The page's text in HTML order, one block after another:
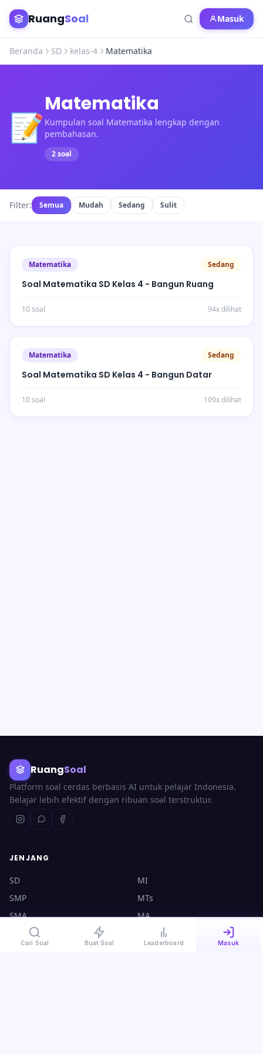
RuangSoal Masuk
Beranda SD kelas-4 Matematika
📝
Matematika
Kumpulan soal Matematika lengkap dengan
pembahasan.
2 soal
Filter: Semua Mudah Sedang Sulit
Matematika Sedang
Soal Matematika SD Kelas 4 - Bangun Ruang
10 soal 94x dilihat
Matematika Sedang
Soal Matematika SD Kelas 4 - Bangun Datar
10 soal 109x dilihat
RuangSoal
Platform soal cerdas berbasis AI untuk pelajar Indonesia.
Belajar lebih efektif dengan ribuan soal terstruktur.
JENJANG
SD
MI
SMP
MTs
SMA
MA
UTBK
Cari Soal Buat Soal Leaderboard Masuk